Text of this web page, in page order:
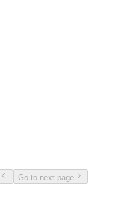
Go to next page